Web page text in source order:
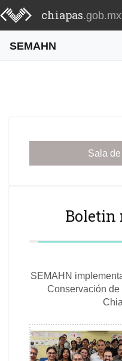
chiapas.gob.mx
SEMAHN
Sala
Boletin
SEMAHN
Conservación